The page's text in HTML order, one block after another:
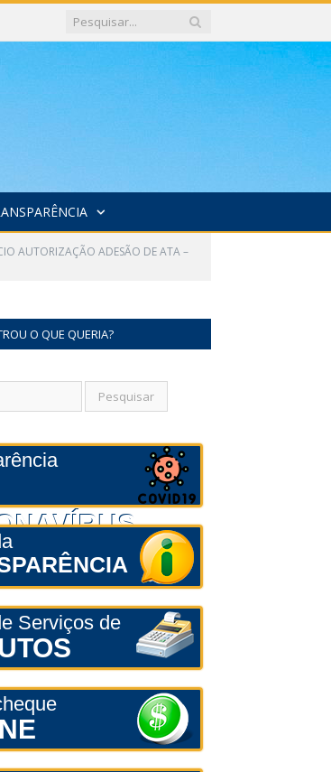
AUTORIZAÇÃO ADESÃO DE ATA –
O QUE QUERIA?
Serviços de